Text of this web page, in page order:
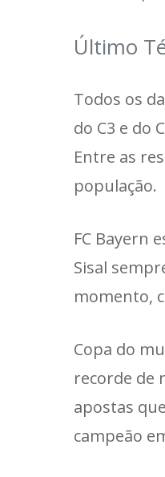
Último
Todos os
do C3 e do
Entre as
população.
FC Bayern
Sisal
momento,
Copa do
recorde de
apostas
campeão